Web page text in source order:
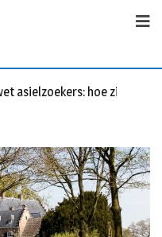
asielzoekers: hoe zit dat?